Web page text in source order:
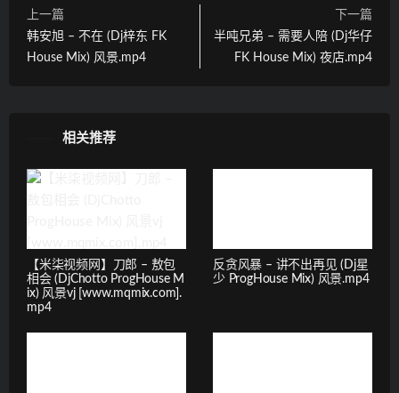
上一篇
韩安旭 – 不在 (Dj梓东 FK
House Mix) 风景.mp4
下一篇
半吨兄弟 – 需要人陪 (Dj华仔
FK House Mix) 夜店.mp4
相关推荐
【米柒视频网】刀郎 – 敖包
相会 (DjChotto ProgHouse M
ix) 风景vj [www.mqmix.com].
mp4
反贪风暴 – 讲不出再见 (Dj星
少 ProgHouse Mix) 风景.mp4